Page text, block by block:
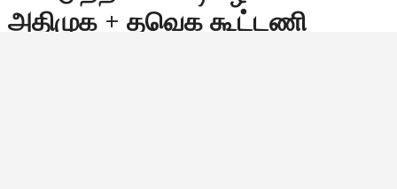
அதிமுக + தவெக கூட்டணி